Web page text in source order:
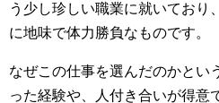
う少し珍しい職業に就いており
に地味で体力勝負なものです。
なぜこの仕事を選んだのかとい
った経験や、人付き合いが得意